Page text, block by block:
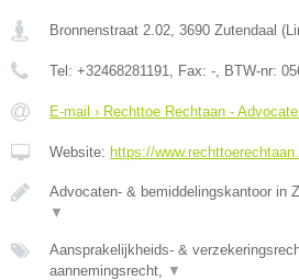
Bronnenstraat 2.02 3690 Zutendaal (
Tel: +32468281191 , Fax: - , BTW-nr:
E-mail › Rechttoe Rechtaan -
Website: https://
Advocaten- & bemiddelingskantoor in
▼
Aansprakelijkheids- &
aannemingsrecht,
▼